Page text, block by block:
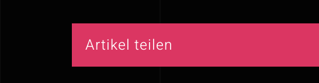
Artikel teilen